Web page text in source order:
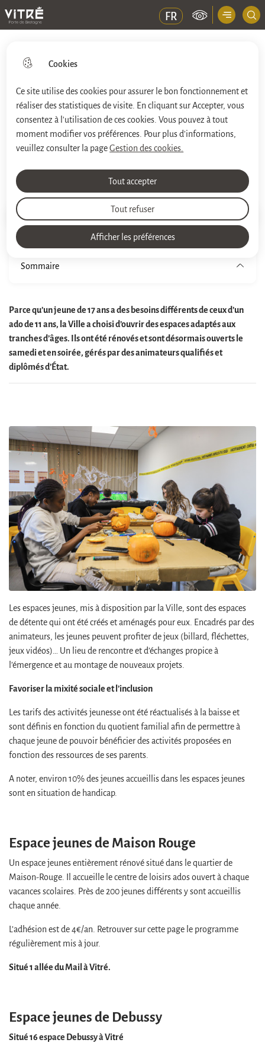
Cookies
Ce site utilise des cookies pour assurer le bon fonctionnement et
réaliser des statistiques de visite. En cliquant sur Accepter, vous
consentez à l'utilisation de ces cookies. Vous pouvez à tout
moment modifier vos préférences. Pour plus d'informations,
veuillez consulter la pageGestion des cookies.
Afficher les préférences
Tout accepter
Tout refuser
Aller
au
menu
Aller à la
recherche
Aller au
contenu
principal
Consulter le
plan du site
Ville de Vitré FR Menu principal
Espaces Jeunes
Accueil
Sommaire
Parce qu’un jeune de 17 ans a des besoins différents de ceux d’un
ado de 11 ans, la Ville a choisi d’ouvrir des espaces adaptés aux
tranches d’âges. Ils ont été rénovés et sont désormais ouverts le
samedi et en soirée, gérés par des animateurs qualifiés et
diplômés d’État.
Les espaces jeunes, mis à disposition par la Ville, sont des espaces
de détente qui ont été créés et aménagés pour eux. Encadrés par des
animateurs, les jeunes peuvent profiter de jeux (billard, fléchettes,
jeux vidéos)… Un lieu de rencontre et d’échanges propice à
l’émergence et au montage de nouveaux projets.
Favoriser la mixité sociale et l’inclusion
Les tarifs des activités jeunesse ont été réactualisés à la baisse et
sont définis en fonction du quotient familial afin de permettre à
chaque jeune de pouvoir bénéficier des activités proposées en
fonction des ressources de ses parents.
A noter, environ 10% des jeunes accueillis dans les espaces jeunes
sont en situation de handicap.
Espace jeunes de Maison Rouge
Un espace jeunes entièrement rénové situé dans le quartier de
Maison-Rouge. Il accueille le centre de loisirs ados ouvert à chaque
vacances scolaires. Près de 200 jeunes différents y sont accueillis
chaque année.
L’adhésion est de 4€/an. Retrouver sur cette page le programme
régulièrement mis à jour.
Situé 1 allée du Mail à Vitré.
Espace jeunes de Debussy
Situé 16 espace Debussy à Vitré